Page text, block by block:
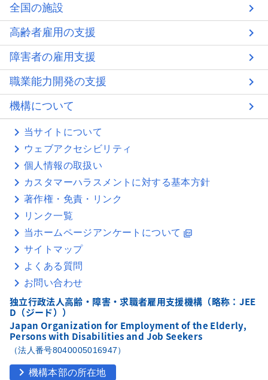
全国の施設
高齢者雇用の支援
障害者の雇用支援
職業能力開発の支援
機構について
当サイトについて
ウェブアクセシビリティ
個人情報の取扱い
カスタマーハラスメントに対する基本方針
著作権・免責・リンク
リンク一覧
当ホームページアンケートについて picture_as_pdf
サイトマップ
よくある質問
お問い合わせ
独立行政法人高齢・障害・求職者雇用支援機構（略称：JEE
D（ジード））
Japan Organization for Employment of the Elderly,
Persons with Disabilities and Job Seekers
（法人番号8040005016947）
chevron_right 機構本部の所在地